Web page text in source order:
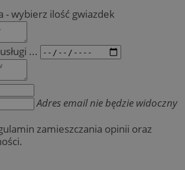
- wybierz ilość gwiazdek
...
Adres email nie będzie widoczny
zamieszczania opinii oraz